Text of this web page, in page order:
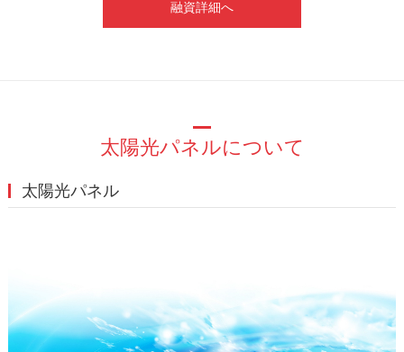
融資詳細へ
太陽光パネルについて
太陽光パネル